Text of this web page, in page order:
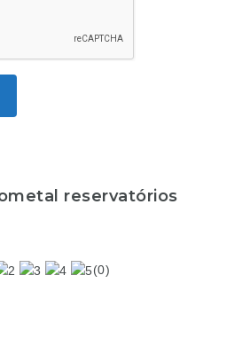
reservatórios
(0)